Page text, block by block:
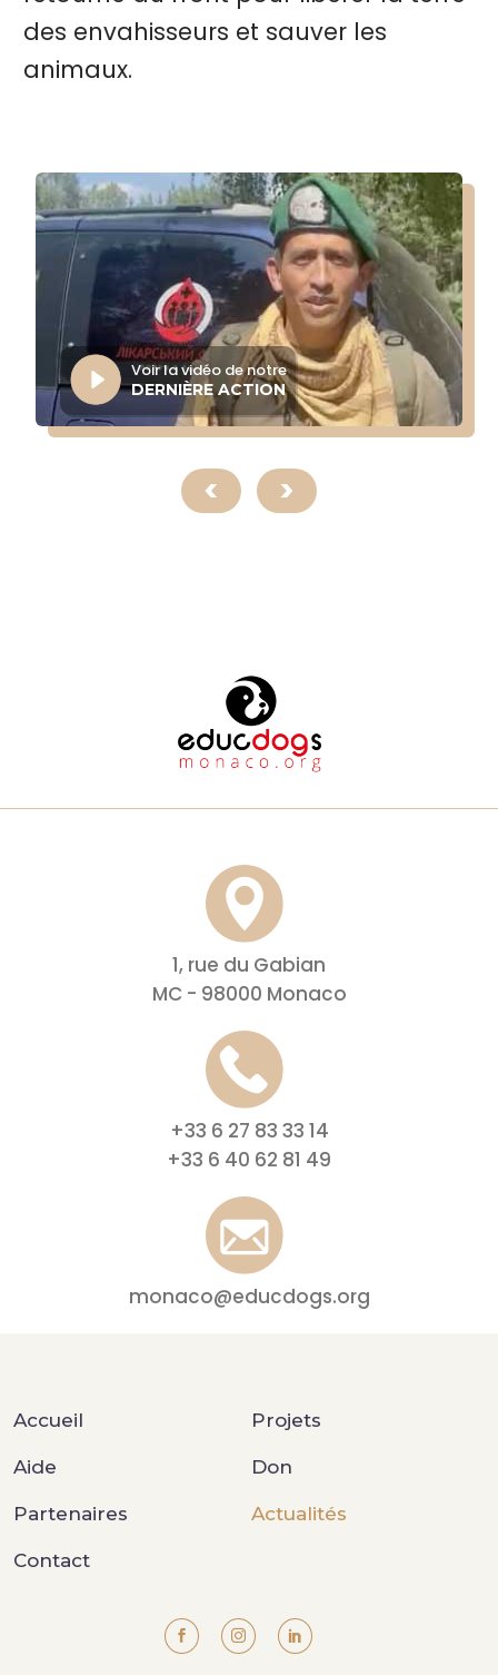
des envahisseurs et sauver les
animaux.
Voir la vidéo de notre
DERNIÈRE ACTION
< >
1, rue du Gabian
MC - 98000 Monaco
+33 6 27 83 33 14
+33 6 40 62 81 49
monaco@educdogs.org
Accueil Projets
Aide Don
Partenaires Actualités
Contact